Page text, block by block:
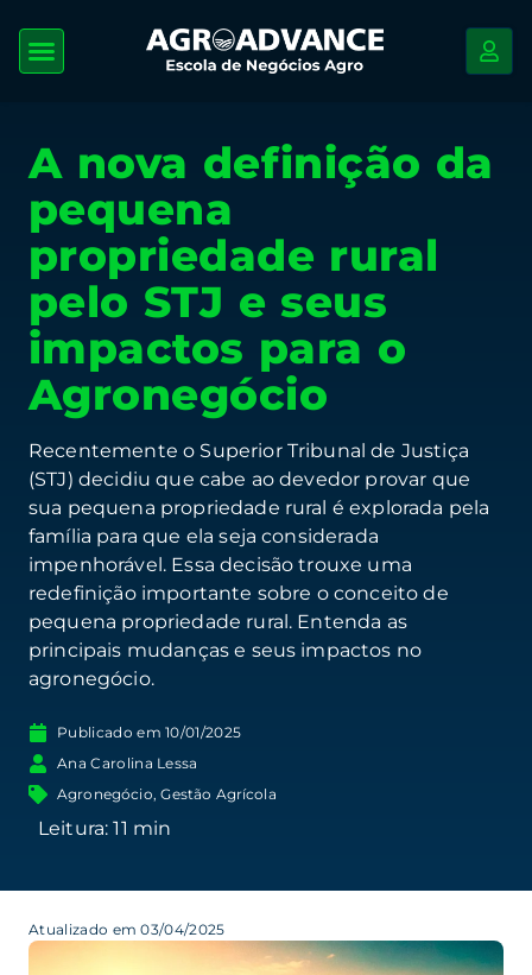
A nova definição da
pequena
propriedade rural
pelo STJ e seus
impactos para o
Agronegócio
Recentemente o Superior Tribunal de Justiça
(STJ) decidiu que cabe ao devedor provar que
sua pequena propriedade rural é explorada pela
família para que ela seja considerada
impenhorável. Essa decisão trouxe uma
redefinição importante sobre o conceito de
pequena propriedade rural. Entenda as
principais mudanças e seus impactos no
agronegócio.
Publicado em 10/01/2025
Ana Carolina Lessa
Agronegócio,Gestão Agrícola
Atualizado em 03/04/2025